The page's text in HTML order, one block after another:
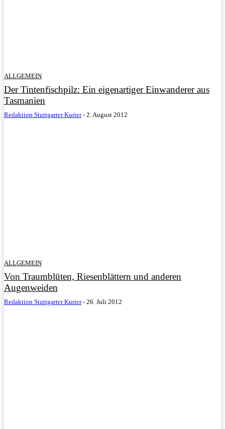
ALLGEMEIN
Der Tintenfischpilz: Ein eigenartiger Einwanderer aus
Tasmanien
Redaktion Stuttgarter Kurier - 2. August 2012
ALLGEMEIN
Von Traumblüten, Riesenblättern und anderen
Augenweiden
Redaktion Stuttgarter Kurier - 26. Juli 2012